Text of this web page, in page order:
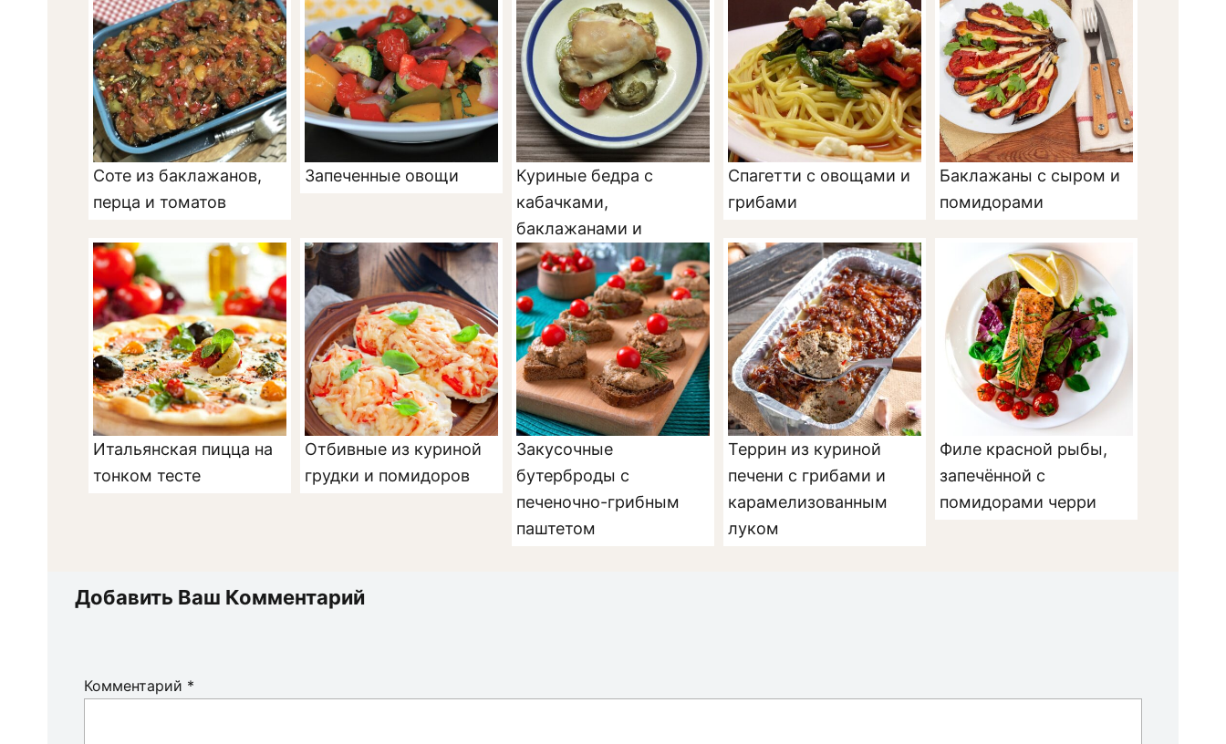
Соте из баклажанов,
перца и томатов
Запеченные овощи
Куриные бедра с
кабачками,
баклажанами и
помидорами
Спагетти с овощами и
грибами
Баклажаны с сыром и
помидорами
Итальянская пицца на
тонком тесте
Отбивные из куриной
грудки и помидоров
Закусочные
бутерброды с
печеночно-грибным
паштетом
Террин из куриной
печени с грибами и
карамелизованным
луком
Филе красной рыбы,
запечённой с
помидорами черри
Добавить Ваш Комментарий
Комментарий *